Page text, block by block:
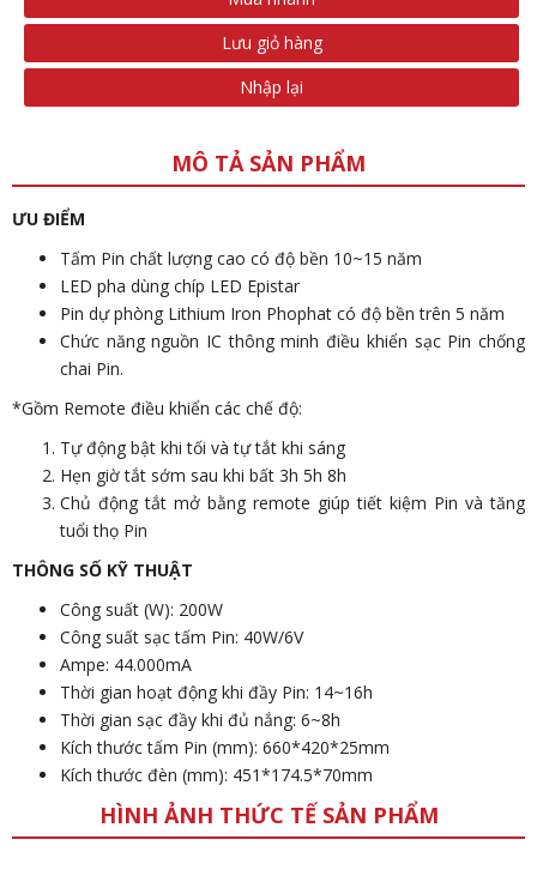
Lưu giỏ hàng
Nhập lại
MÔ TẢ SẢN PHẨM
ƯU ĐIỂM
Tấm Pin chất lượng cao có độ bền 10~15 năm
LED pha dùng chíp LED Epistar
Pin dự phòng Lithium Iron Phophat có độ bền trên 5 năm
Chức năng nguồn IC thông minh điều khiển sạc Pin chống
chai Pin.
*Gồm Remote điều khiển các chế độ:
Tự động bật khi tối và tự tắt khi sáng
Hẹn giờ tắt sớm sau khi bất 3h 5h 8h
Chủ động tắt mở bằng remote giúp tiết kiệm Pin và tăng
tuổi thọ Pin
THÔNG SỐ KỸ THUẬT
Công suất (W): 200W
Công suất sạc tấm Pin: 40W/6V
Ampe: 44.000mA
Thời gian hoạt động khi đầy Pin: 14~16h
Thời gian sạc đầy khi đủ nắng: 6~8h
Kích thước tấm Pin (mm): 660*420*25mm
Kích thước đèn (mm): 451*174.5*70mm
HÌNH ẢNH THỨC TẾ SẢN PHẨM